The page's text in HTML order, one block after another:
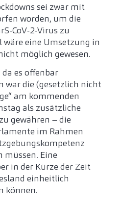
sei zwar mit
worden, um die
CoV-2-Virus zu
wäre eine Umsetzung in
möglich gewesen.
es offenbar
war die (gesetzlich nicht
am kommenden
als zusätzliche
gewähren – die
im Rahmen
müssen. Eine
in der Kürze der Zeit
einheitlich
können.